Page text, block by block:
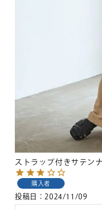
ストラップ付きサテン
購入者
投稿日 2024/11/09